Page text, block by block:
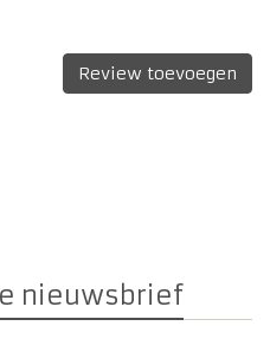
Review toevoegen
nieuwsbrief